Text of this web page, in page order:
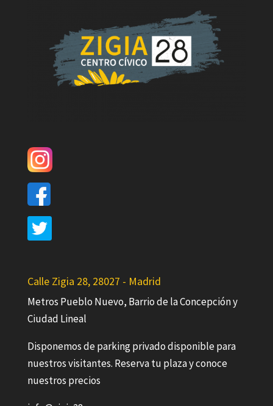
Calle Zigia 28, 28027 - Madrid
Metros Pueblo Nuevo, Barrio de la Concepción y
Ciudad Lineal
Disponemos de parking privado disponible para
nuestros visitantes. Reserva tu plaza y conoce
nuestros precios